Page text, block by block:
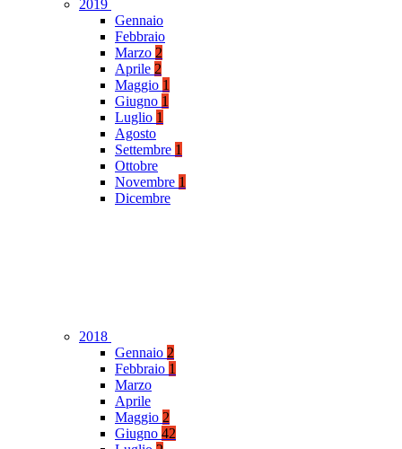
2019
Gennaio
Febbraio
Marzo 2
Aprile 2
Maggio 1
Giugno 1
Luglio 1
Agosto
Settembre 1
Ottobre
Novembre 1
Dicembre
2018
Gennaio 2
Febbraio 1
Marzo
Aprile
Maggio 2
Giugno 42